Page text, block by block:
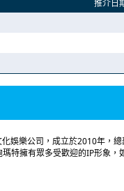
推介日
娛樂公司，成立於2010年，
特擁有眾多受歡迎的IP形象